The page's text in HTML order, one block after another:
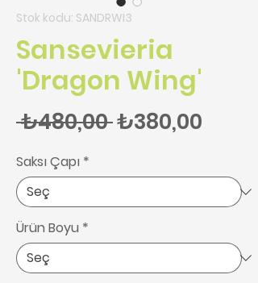
Stok kodu: SANDRWI3
Sansevieria
'Dragon Wing'
₺480,00 Normal Fiyat
₺380,00
Saksı Çapı *
Ürün Boyu *